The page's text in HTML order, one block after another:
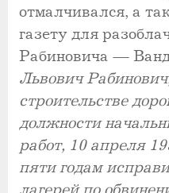
отмалчивался, а
газету для
Рабиновича —
Львович
строительстве
должности
работ, 10 апреля
пяти годам